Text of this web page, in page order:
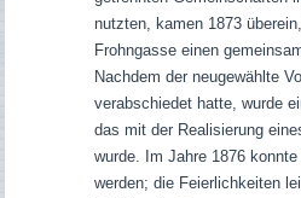
nutzten, kamen 1873
Frohngasse einen
Nachdem der neugewählte
verabschiedet hatte, wurde
das mit der Realisierung
wurde. Im Jahre 1876
werden; die Feierlichkeiten